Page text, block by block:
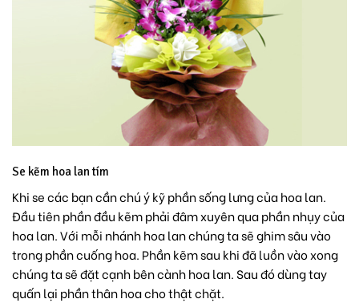
Se kẽm hoa lan tím
Khi se các bạn cần chú ý kỹ phần sống lưng của hoa lan.
Đầu tiên phần đầu kẽm phải đâm xuyên qua phần nhụy của
hoa lan. Với mỗi nhánh hoa lan chúng ta sẽ ghim sâu vào
trong phần cuống hoa. Phần kẽm sau khi đã luồn vào xong
chúng ta sẽ đặt cạnh bên cành hoa lan. Sau đó dùng tay
quấn lại phần thân hoa cho thật chặt.